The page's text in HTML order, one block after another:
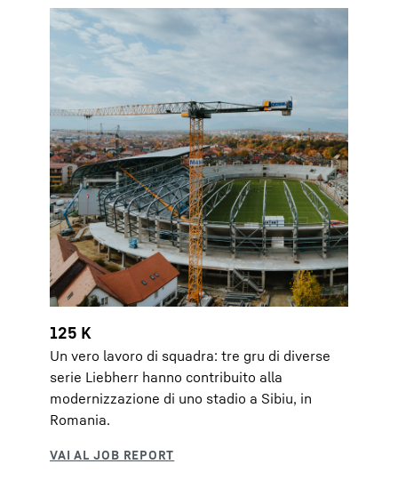
125 K
Un vero lavoro di squadra: tre gru di diverse
serie Liebherr hanno contribuito alla
modernizzazione di uno stadio a Sibiu, in
Romania.